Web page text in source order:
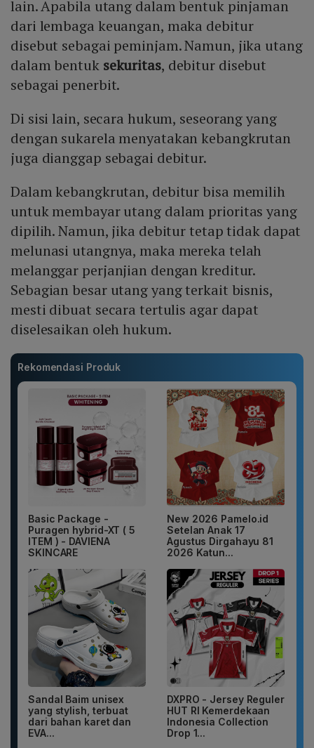
lain. Apabila utang dalam bentuk pinjaman
dari lembaga keuangan, maka debitur
disebut sebagai peminjam. Namun, jika utang
dalam bentuk sekuritas, debitur disebut
sebagai penerbit.
Di sisi lain, secara hukum, seseorang yang
dengan sukarela menyatakan kebangkrutan
juga dianggap sebagai debitur.
Dalam kebangkrutan, debitur bisa memilih
untuk membayar utang dalam prioritas yang
dipilih. Namun, jika debitur tetap tidak dapat
melunasi utangnya, maka mereka telah
melanggar perjanjian dengan kreditur.
Sebagian besar utang yang terkait bisnis,
mesti dibuat secara tertulis agar dapat
diselesaikan oleh hukum.
Rekomendasi Produk
Basic Package -
Puragen hybrid-XT ( 5
ITEM ) - DAVIENA
SKINCARE
New 2026 Pamelo.id
Setelan Anak 17
Agustus Dirgahayu 81
2026 Katun...
Sandal Baim unisex
yang stylish, terbuat
dari bahan karet dan
EVA...
DXPRO - Jersey Reguler
HUT RI Kemerdekaan
Indonesia Collection
Drop 1...